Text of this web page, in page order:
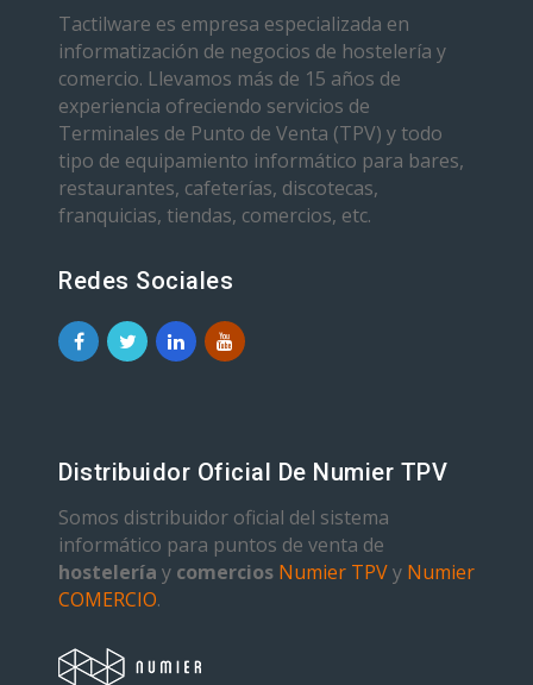
Tactilware es empresa especializada en
informatización de negocios de hostelería y
comercio. Llevamos más de 15 años de
experiencia ofreciendo servicios de
Terminales de Punto de Venta (TPV) y todo
tipo de equipamiento informático para bares,
restaurantes, cafeterías, discotecas,
franquicias, tiendas, comercios, etc.
Redes Sociales
Distribuidor Oficial De Numier TPV
Somos distribuidor oficial del sistema
informático para puntos de venta de
hostelería y comercios Numier TPVy Numier
COMERCIO.